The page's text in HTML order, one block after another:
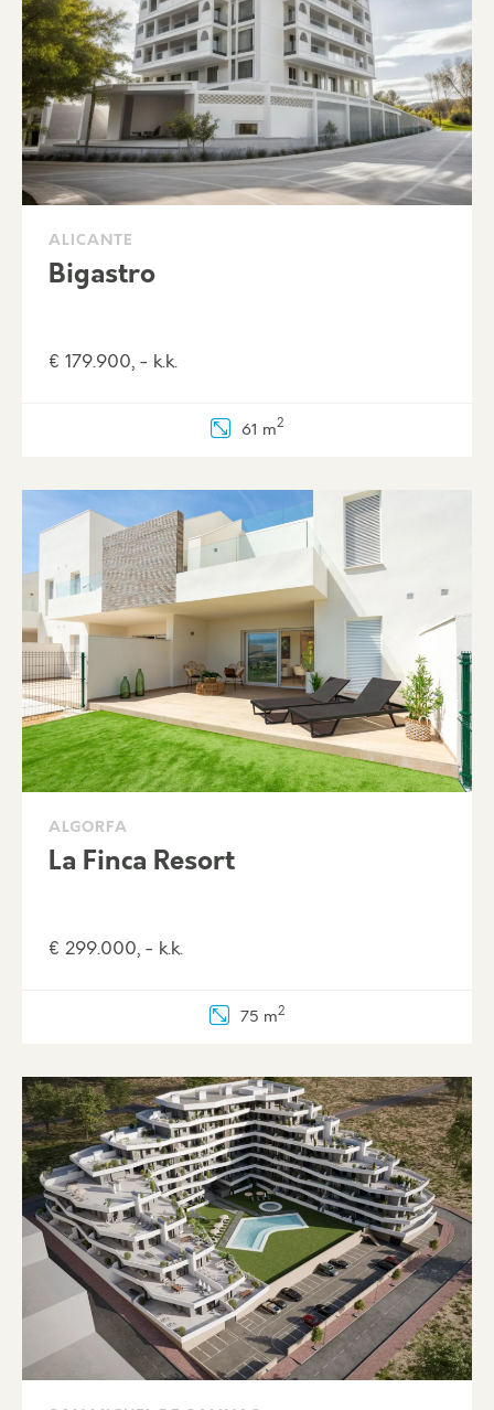
ALICANTE
Bigastro
€ 179.900, - k.k.
61 m2
ALGORFA
La Finca Resort
€ 299.000, - k.k.
75 m2